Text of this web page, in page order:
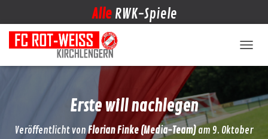
Alle RWK-Spiele
Erste will nachlegen
Veröffentlicht vonFlorian Finke (Media-Team)am 9. Oktober